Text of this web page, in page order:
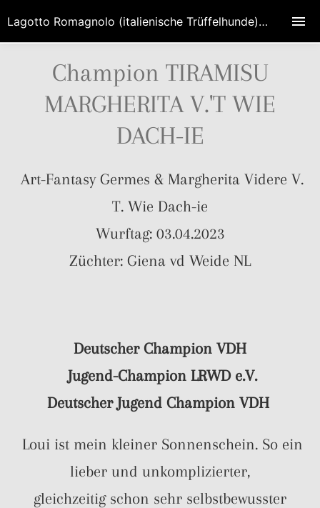
Champion TIRAMISU
MARGHERITA V.'T WIE
DACH-IE
Art-Fantasy Germes & Margherita Videre V.
T. Wie Dach-ie
Wurftag: 03.04.2023
Züchter: Giena vd Weide NL
Deutscher Champion VDH
Jugend-Champion LRWD e.V.
Deutscher Jugend Champion VDH
Loui ist mein kleiner Sonnenschein. So ein
lieber und unkomplizierter,
gleichzeitig schon sehr selbstbewusster
Lagotto Romagnolo (italienische Trüffelhunde) Zucht HIGH EMOTION in Brandenburg/Berlin